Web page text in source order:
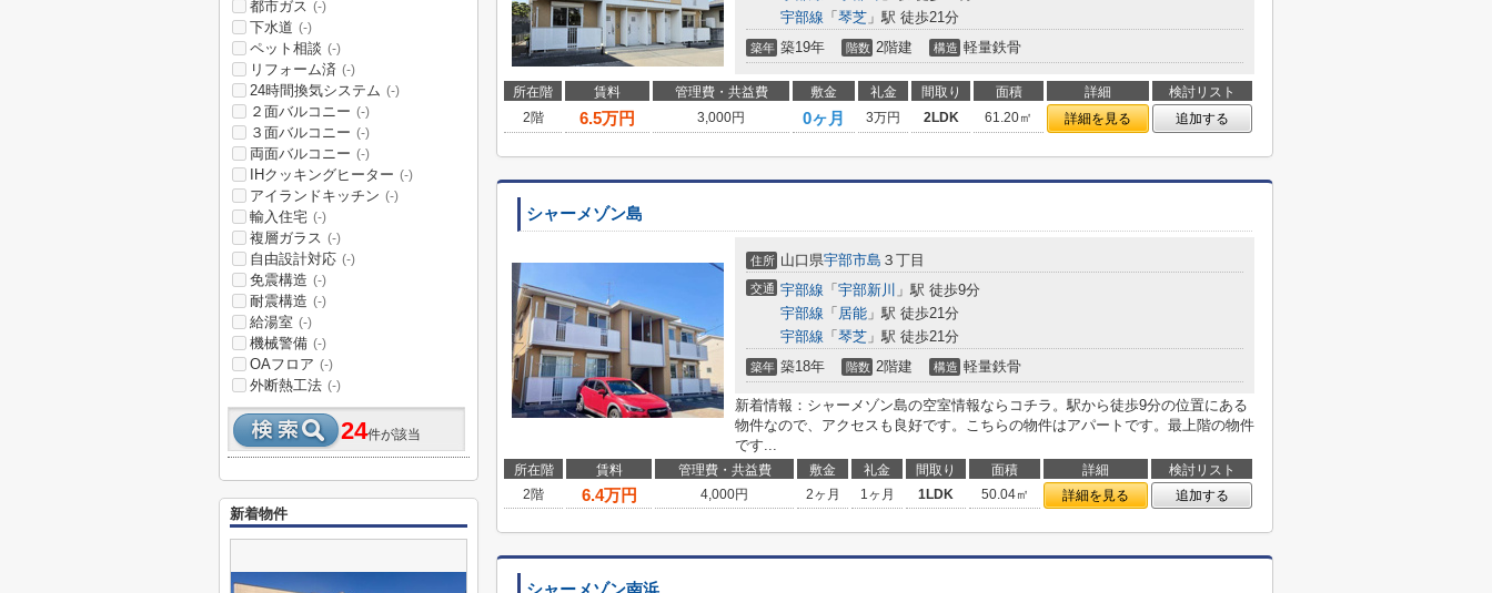
宇部線 「 琴芝 」駅 徒歩21分
築年 築19年 階数 2階建 構造 軽量鉄骨
所在階 賃料 管理費・共益費 敷金 礼金 間取り 面積 詳細
検討リスト
2階
6.5万円 3,000円 0ヶ月 3万円 2LDK 61.20㎡ 詳細を見る 追加する
シャーメゾン島
住所 山口県宇部市島 ３丁目
交通 宇部線 「 宇部新川 」駅 徒歩9分
宇部線 「 居能 」駅 徒歩21分
宇部線 「 琴芝 」駅 徒歩21分
築年 築18年 階数 2階建 構造 軽量鉄骨
新着情報：シャーメゾン島の空室情報ならコチラ。駅から徒歩9分の位置にある
物件なので、アクセスも良好です。こちらの物件はアパートです。最上階の物件
です...
所在階 賃料 管理費・共益費 敷金 礼金 間取り 面積 詳細
検討リスト
2階
6.4万円 4,000円 2ヶ月 1ヶ月 1LDK 50.04㎡ 詳細を見る 追加する
都市ガス (-)
下水道 (-)
ペット相談 (-)
リフォーム済 (-)
24時間換気システム (-)
２面バルコニー (-)
３面バルコニー (-)
両面バルコニー (-)
IHクッキングヒーター (-)
アイランドキッチン (-)
輸入住宅 (-)
複層ガラス (-)
自由設計対応 (-)
免震構造 (-)
耐震構造 (-)
給湯室 (-)
機械警備 (-)
OAフロア (-)
外断熱工法 (-)
24件が該当
新着物件